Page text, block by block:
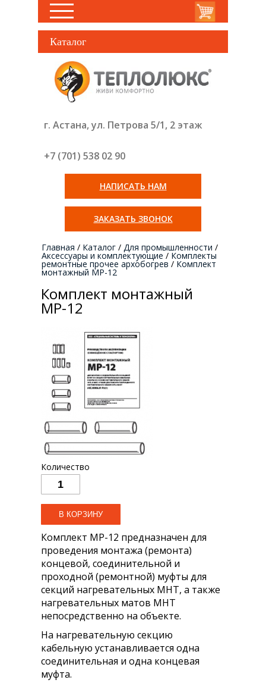
Каталог
г. Астана, ул. Петрова 5/1, 2 этаж
+7 (701) 538 02 90
НАПИСАТЬ НАМ
ЗАКАЗАТЬ ЗВОНОК
Главная / Каталог / Для промышленности /
Аксессуары и комплектующие / Комплекты
ремонтные прочее архобогрев / Комплект
монтажный МР-12
Комплект монтажный
МР-12
Количество
Комплект МР-12 предназначен для
проведения монтажа (ремонта)
концевой, соединительной и
проходной (ремонтной) муфты для
секций нагревательных МНТ, а также
нагревательных матов МНТ
непосредственно на объекте.
На нагревательную секцию
кабельную устанавливается одна
соединительная и одна концевая
муфта.